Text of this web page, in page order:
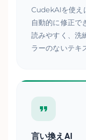
CudekAIを使え
自動的に修正で
読みやすく、洗
ラーのないテキ
言い換えAI